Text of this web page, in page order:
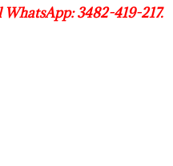
3482-419-217.